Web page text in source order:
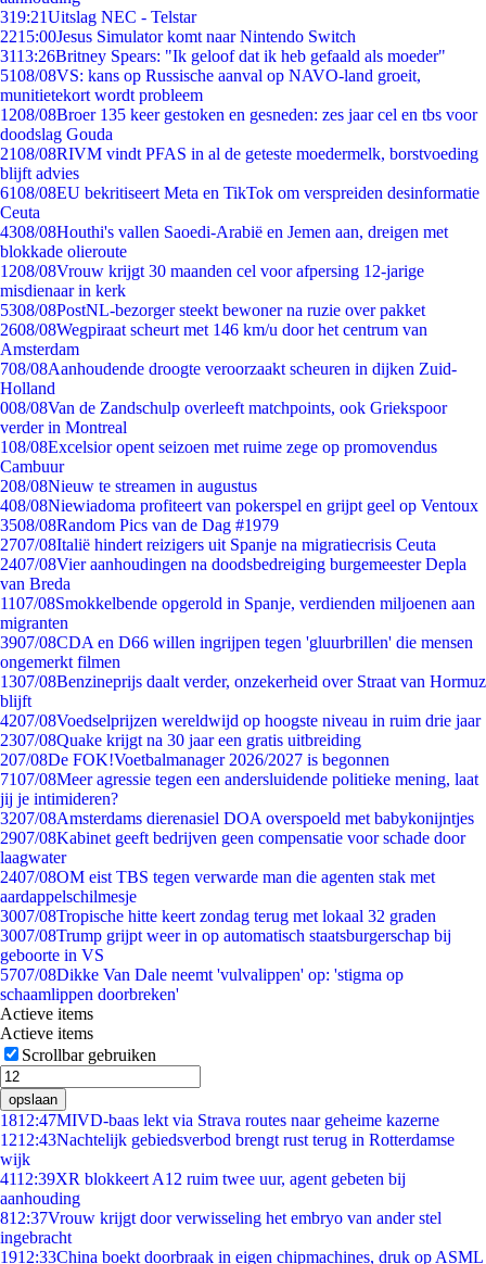
319:21Uitslag NEC - Telstar
2215:00Jesus Simulator komt naar Nintendo Switch
3113:26Britney Spears: "Ik geloof dat ik heb gefaald als moeder"
5108/08VS: kans op Russische aanval op NAVO-land groeit,
munitietekort wordt probleem
1208/08Broer 135 keer gestoken en gesneden: zes jaar cel en tbs voor
doodslag Gouda
2108/08RIVM vindt PFAS in al de geteste moedermelk, borstvoeding
blijft advies
6108/08EU bekritiseert Meta en TikTok om verspreiden desinformatie
Ceuta
4308/08Houthi's vallen Saoedi-Arabië en Jemen aan, dreigen met
blokkade olieroute
1208/08Vrouw krijgt 30 maanden cel voor afpersing 12-jarige
misdienaar in kerk
5308/08PostNL-bezorger steekt bewoner na ruzie over pakket
2608/08Wegpiraat scheurt met 146 km/u door het centrum van
Amsterdam
708/08Aanhoudende droogte veroorzaakt scheuren in dijken Zuid-
Holland
008/08Van de Zandschulp overleeft matchpoints, ook Griekspoor
verder in Montreal
108/08Excelsior opent seizoen met ruime zege op promovendus
Cambuur
208/08Nieuw te streamen in augustus
408/08Niewiadoma profiteert van pokerspel en grijpt geel op Ventoux
3508/08Random Pics van de Dag #1979
2707/08Italië hindert reizigers uit Spanje na migratiecrisis Ceuta
2407/08Vier aanhoudingen na doodsbedreiging burgemeester Depla
van Breda
1107/08Smokkelbende opgerold in Spanje, verdienden miljoenen aan
migranten
3907/08CDA en D66 willen ingrijpen tegen 'gluurbrillen' die mensen
ongemerkt filmen
1307/08Benzineprijs daalt verder, onzekerheid over Straat van Hormuz
blijft
4207/08Voedselprijzen wereldwijd op hoogste niveau in ruim drie jaar
2307/08Quake krijgt na 30 jaar een gratis uitbreiding
207/08De FOK!Voetbalmanager 2026/2027 is begonnen
7107/08Meer agressie tegen een andersluidende politieke mening, laat
jij je intimideren?
3207/08Amsterdams dierenasiel DOA overspoeld met babykonijntjes
2907/08Kabinet geeft bedrijven geen compensatie voor schade door
laagwater
2407/08OM eist TBS tegen verwarde man die agenten stak met
aardappelschilmesje
3007/08Tropische hitte keert zondag terug met lokaal 32 graden
3007/08Trump grijpt weer in op automatisch staatsburgerschap bij
geboorte in VS
5707/08Dikke Van Dale neemt 'vulvalippen' op: 'stigma op
schaamlippen doorbreken'
Actieve items
Actieve items
Scrollbar gebruiken
opslaan
1812:47MIVD-baas lekt via Strava routes naar geheime kazerne
1212:43Nachtelijk gebiedsverbod brengt rust terug in Rotterdamse
wijk
4112:39XR blokkeert A12 ruim twee uur, agent gebeten bij
aanhouding
812:37Vrouw krijgt door verwisseling het embryo van ander stel
ingebracht
1912:33China boekt doorbraak in eigen chipmachines, druk op ASML